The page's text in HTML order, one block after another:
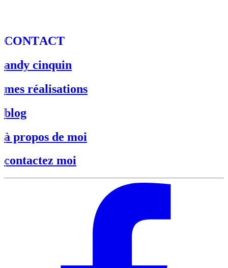
CONTACT
andy cinquin
mes réalisations
blog
à propos de moi
contactez moi